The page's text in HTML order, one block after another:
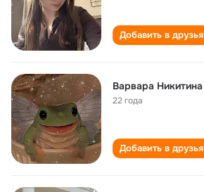
Добавить в друзья
Варвара Никитина
22 года
Добавить в друзья